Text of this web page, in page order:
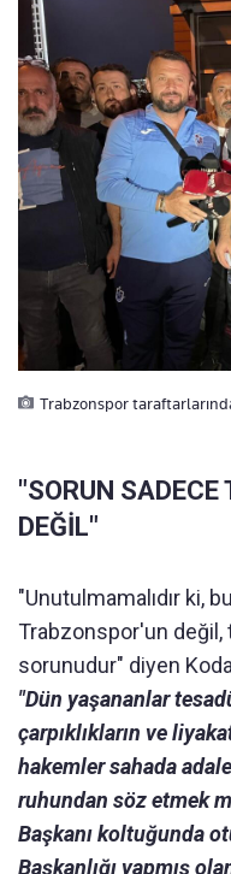
Trabzonspor
"SORUN
DEĞİL"
"Unutulmamalıdır ki,
Trabzonspor'un
sorunudur" diyen
"Dün yaşananlar
çarpıklıkların ve
hakemler sahada
ruhundan söz etmek
Başkanı koltuğunda
Başkanlığı yapmış